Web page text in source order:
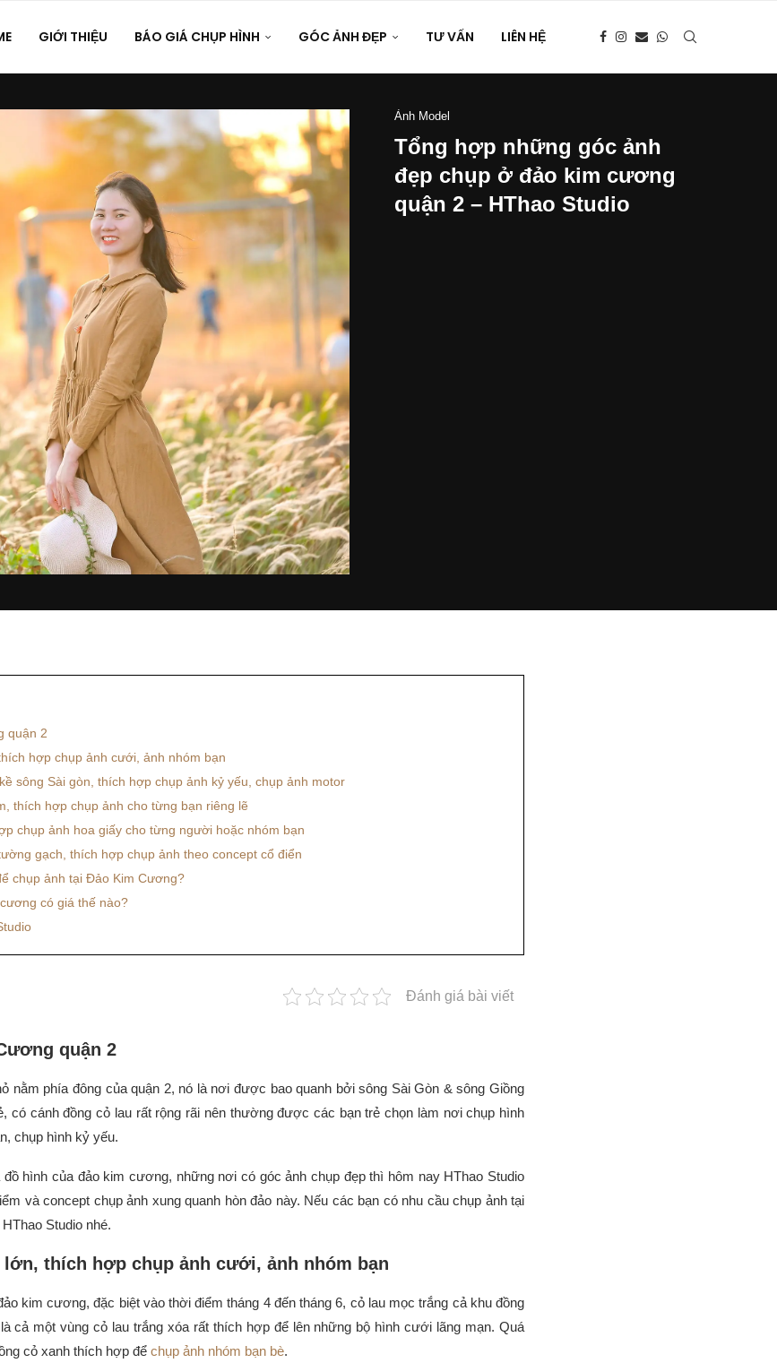
GIỚI THIỆU BÁO GIÁ CHỤP HÌNH GÓC ẢNH ĐẸP TƯ VẤN LIÊN HỆ
Ảnh Model
Tổng hợp những góc ảnh
đẹp chụp ở đảo kim cương
quận 2 – HThao Studio
quận 2
hợp chụp ảnh cưới, ảnh nhóm bạn
sông Sài gòn, thích hợp chụp ảnh kỷ yếu, chụp ảnh motor
thích hợp chụp ảnh cho từng bạn riêng lẽ
chụp ảnh hoa giấy cho từng người hoặc nhóm bạn
gạch, thích hợp chụp ảnh theo concept cổ điển
chụp ảnh tại Đảo Kim Cương?
có giá thế nào?
Đánh giá bài viết
quận 2
nằm phía đông của quận 2, nó là nơi được bao quanh bởi sông Sài Gòn & sông Giồng
có cánh đồng cỏ lau rất rộng rãi nên thường được các bạn trẻ chọn làm nơi chụp hình
chụp hình kỷ yếu.
hình của đảo kim cương, những nơi có góc ảnh chụp đẹp thì hôm nay HThao Studio
và concept chụp ảnh xung quanh hòn đảo này. Nếu các bạn có nhu cầu chụp ảnh tại
Studio nhé.
thích hợp chụp ảnh cưới, ảnh nhóm bạn
kim cương, đặc biệt vào thời điểm tháng 4 đến tháng 6, cỏ lau mọc trắng cả khu đồng
cả một vùng cỏ lau trắng xóa rất thích hợp để lên những bộ hình cưới lãng mạn. Quá
cỏ xanh thích hợp để chụp ảnh nhóm bạn bè.